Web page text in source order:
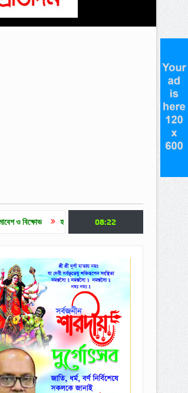
হাকালুকি যুব সাহিত্য পরিষদের ক্যারিয়ার গাইডলাইন ও
08:22